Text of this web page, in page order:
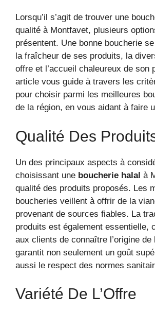
Lorsqu’il s’agit de trouver une
qualité à Montfavet, plusieurs
présentent. Une bonne boucherie
la fraîcheur de ses produits, la
offre et l’accueil chaleureux de son
article vous guide à travers les
pour choisir parmi les meilleures
de la région, en vous aidant à faire
Qualité Des
Un des principaux aspects à
choisissant une boucherie halal à
qualité des produits proposés. Les
boucheries veillent à offrir de la
provenant de sources fiables. La
produits est également essentielle,
aux clients de connaître l’origine de
garantit non seulement un goût
aussi le respect des normes
Variété De L’Offre